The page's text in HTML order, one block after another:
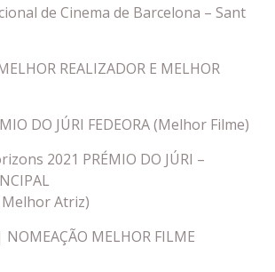
de Cinema de Barcelona – Sant
REALIZADOR E MELHOR
DO JÚRI FEDEORA (Melhor Filme)
2021 PRÉMIO DO JÚRI –
Atriz)
MELHOR FILME